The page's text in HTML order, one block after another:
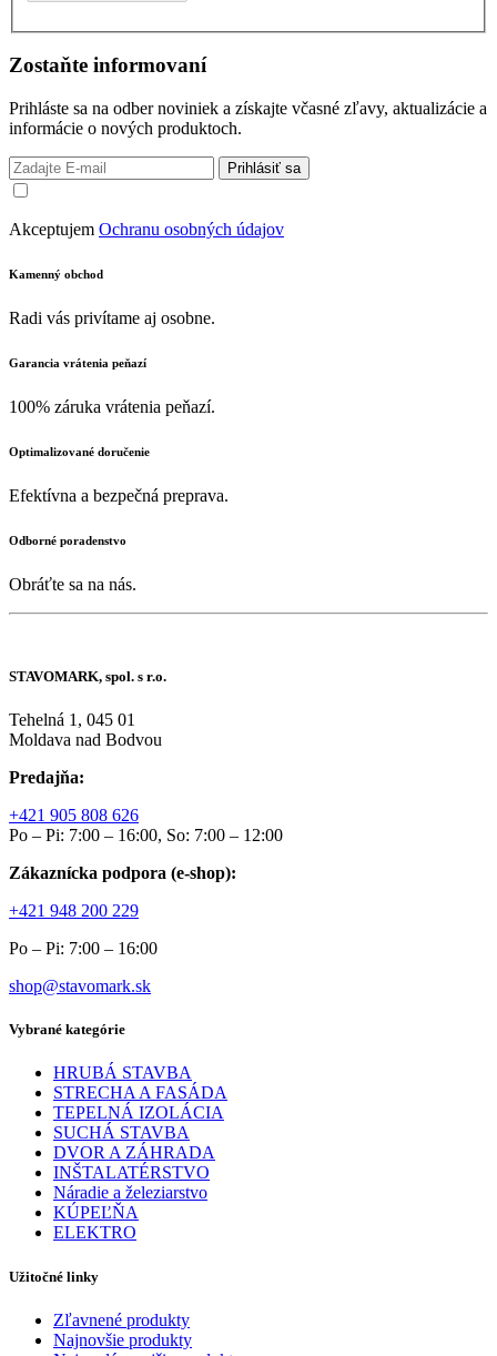
Zostaňte informovaní
Prihláste sa na odber noviniek a získajte včasné zľavy, aktualizácie a
informácie o nových produktoch.
Prihlásiť sa
Akceptujem Ochranu osobných údajov
Kamenný obchod
Radi vás privítame aj osobne.
Garancia vrátenia peňazí
100% záruka vrátenia peňazí.
Optimalizované doručenie
Efektívna a bezpečná preprava.
Odborné poradenstvo
Obráťte sa na nás.
STAVOMARK, spol. s r.o.
Tehelná 1, 045 01
Moldava nad Bodvou
Predajňa:
+421 905 808 626
Po – Pi: 7:00 – 16:00, So: 7:00 – 12:00
Zákaznícka podpora (e-shop):
+421 948 200 229
Po – Pi: 7:00 – 16:00
shop@stavomark.sk
Vybrané kategórie
HRUBÁ STAVBA
STRECHA A FASÁDA
TEPELNÁ IZOLÁCIA
SUCHÁ STAVBA
DVOR A ZÁHRADA
INŠTALATÉRSTVO
Náradie a železiarstvo
KÚPEĽŇA
ELEKTRO
Užitočné linky
Zľavnené produkty
Najnovšie produkty